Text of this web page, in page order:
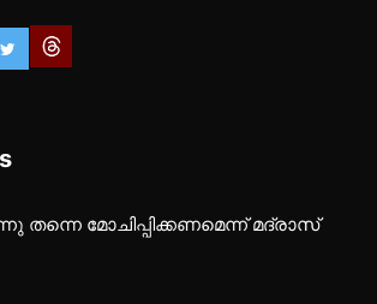
തന്നെ മോചിപ്പിക്കണമെന്ന് മദ്രാസ്